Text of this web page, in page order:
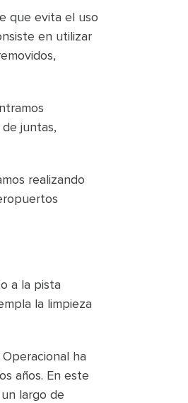
que evita el uso
en utilizar
juntas,
realizando
a la pista
la limpieza
ha
años. En este
largo de